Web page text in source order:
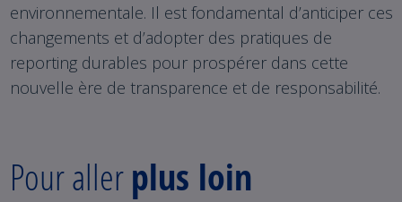
environnementale. Il est fondamental d’anticiper ces
changements et d’adopter des pratiques de
reporting durables pour prospérer dans cette
nouvelle ère de transparence et de responsabilité.
Pour allerplus loin